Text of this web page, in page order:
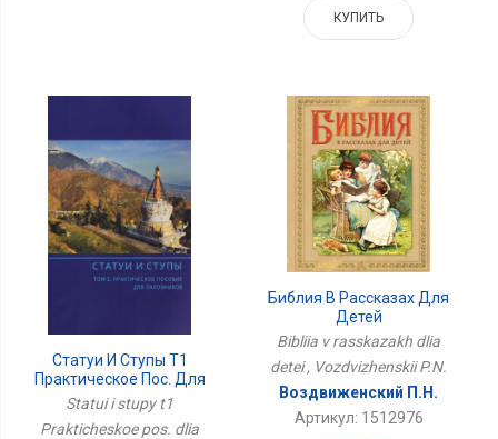
КУПИТЬ
Статуи И Ступы Т1
Практическое Пос. Для
Паломников
Statui i stupy t1
Prakticheskoe pos. dlia
Библия В Рассказах Для
Детей
Bibliia v rasskazakh dlia
detei , Vozdvizhenskii P.N.
Воздвиженский П.Н.
Артикул: 1512976